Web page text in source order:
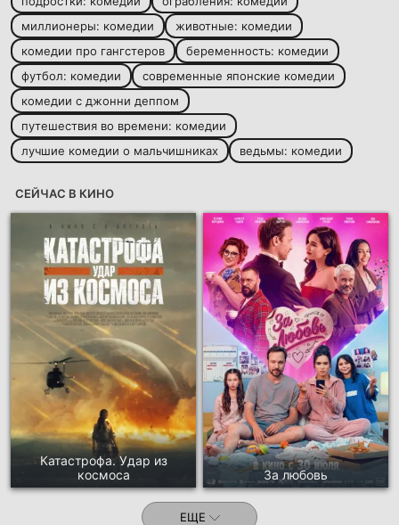
миллионеры: комедии
животные: комедии
комедии про гангстеров
беременность: комедии
футбол: комедии
современные японские комедии
комедии с джонни деппом
путешествия во времени: комедии
лучшие комедии о мальчишниках
ведьмы: комедии
СЕЙЧАС В КИНО
Катастрофа. Удар из
космоса
За любовь
ЕЩЕ